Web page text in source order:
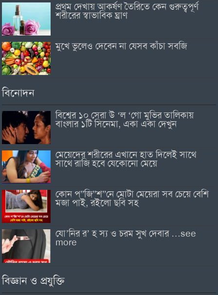
প্রথম দেখায় আকর্ষণ তৈরিতে কেন গুরুত্বপূর্ণ
শরীরের স্বাভাবিক ঘ্রাণ
মুখে ভুলেও দেবেন না যেসব কাঁচা সবজি
বিনোদন
বিশ্বের ১০ সেরা উ ‘ল ‘গো মুভির তালিকায়
বাংলার ১টি সিনেমা, একা একা দেখুন
মেয়েদের শরীরের এখানে হাত দিলেই সাথে
সাথে রাজি হবে যেকোনো মেয়ে
কোন প”জি”শ”নে মোটা মেয়েরা সব চেয়ে বেশি
মজা পাই, রইলো ছবি সহ
যো’নির র’ হ স্য ও চরম সুখ দেবার …see
more
বিজ্ঞান ও প্রযুক্তি